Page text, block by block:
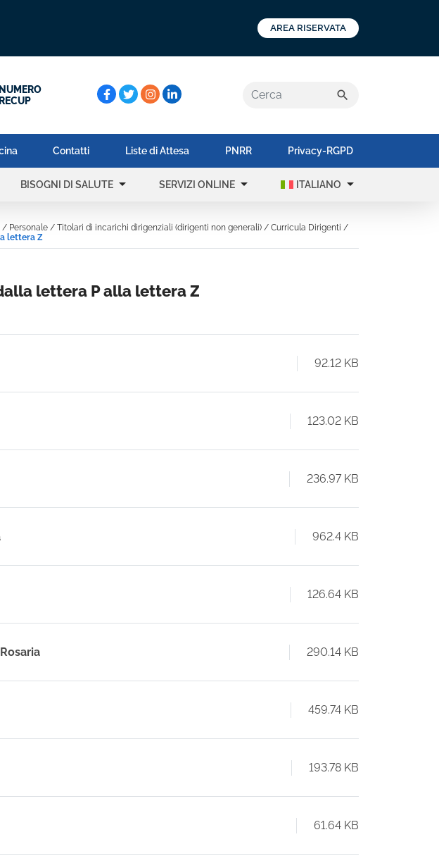
AREA RISERVATA
NUMERO
RECUP
Cerca: search
Contatti Liste di Attesa PNRR Privacy-RGPD
BISOGNI DI SALUTE arrow_drop_down SERVIZI ONLINE arrow_drop_down ITALIANO arrow_drop_down
/ Personale / Titolari di incarichi dirigenziali (dirigenti non generali) / Curricula Dirigenti /
lettera Z
lettera P alla lettera Z
92.12 KB
123.02 KB
236.97 KB
962.4 KB
126.64 KB
290.14 KB
459.74 KB
193.78 KB
61.64 KB